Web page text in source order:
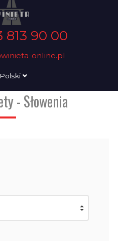
813 90 00
online.pl
- Słowenia